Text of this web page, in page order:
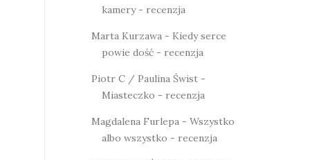
kamery - recenzja
Marta Kurzawa - Kiedy serce
powie dość - recenzja
Piotr C / Paulina Świst -
Miasteczko - recenzja
Magdalena Furlepa - Wszystko
albo wszystko - recenzja